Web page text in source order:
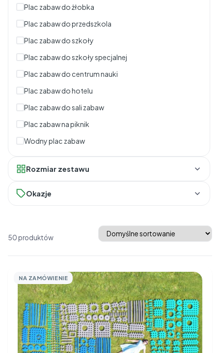
Plac zabaw do żłobka
Plac zabaw do przedszkola
Plac zabaw do szkoły
Plac zabaw do szkoły specjalnej
Plac zabaw do centrum nauki
Plac zabaw do hotelu
Plac zabaw do sali zabaw
Plac zabaw na piknik
Wodny plac zabaw
Rozmiar zestawu
Wielkie klocki
Okazje
50 produktów
NA ZAMÓWIENIE